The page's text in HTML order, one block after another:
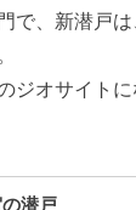
で、新潜戸
オサイトに
潜戸